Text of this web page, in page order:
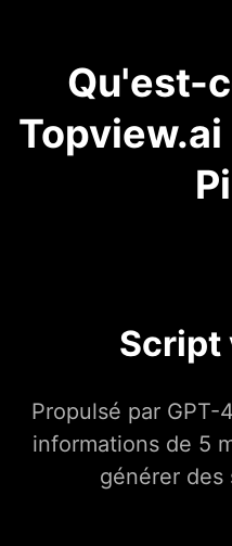
Qu'est-
Script
Propulsé par
informations de 5
générer des